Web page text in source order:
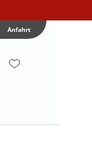
Anfahrt